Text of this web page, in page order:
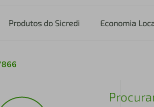
Produtos do Sicredi Economia